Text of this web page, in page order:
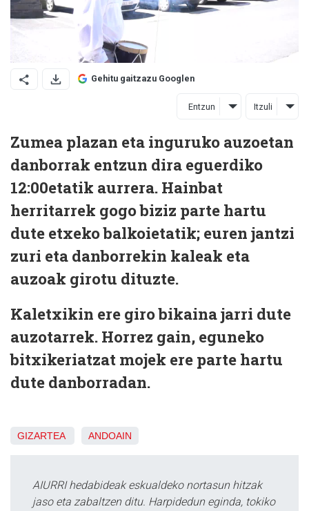
Gehitu gaitzazu Googlen
Entzun Itzuli
Zumea plazan eta inguruko auzoetan
danborrak entzun dira eguerdiko
12:00etatik aurrera. Hainbat
herritarrek gogo biziz parte hartu
dute etxeko balkoietatik; euren jantzi
zuri eta danborrekin kaleak eta
auzoak girotu dituzte.
Kaletxikin ere giro bikaina jarri dute
auzotarrek. Horrez gain, eguneko
bitxikeriatzat mojek ere parte hartu
dute danborradan.
GIZARTEA ANDOAIN
AIURRI hedabideak eskualdeko nortasun hitzak
jaso eta zabaltzen ditu. Harpidedun eginda, tokiko